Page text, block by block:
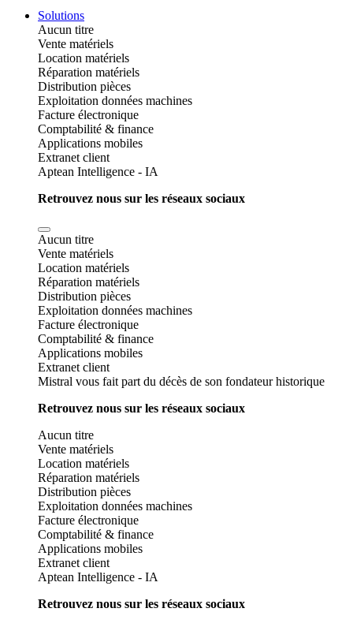
Solutions
Aucun titre
Vente matériels
Location matériels
Réparation matériels
Distribution pièces
Exploitation données machines
Facture électronique
Comptabilité & finance
Applications mobiles
Extranet client
Aptean Intelligence - IA
Retrouvez nous sur les réseaux sociaux
Aucun titre
Vente matériels
Location matériels
Réparation matériels
Distribution pièces
Exploitation données machines
Facture électronique
Comptabilité & finance
Applications mobiles
Extranet client
Mistral vous fait part du décès de son fondateur historique
Retrouvez nous sur les réseaux sociaux
Aucun titre
Vente matériels
Location matériels
Réparation matériels
Distribution pièces
Exploitation données machines
Facture électronique
Comptabilité & finance
Applications mobiles
Extranet client
Aptean Intelligence - IA
Retrouvez nous sur les réseaux sociaux